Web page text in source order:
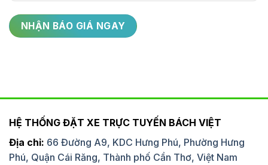
HỆ THỐNG ĐẶT XE TRỰC TUYẾN BÁCH VIỆT
Địa chỉ: 66 Đường A9, KDC Hưng Phú, Phường Hưng
Phú, Quận Cái Răng, Thành phố Cần Thơ, Việt Nam